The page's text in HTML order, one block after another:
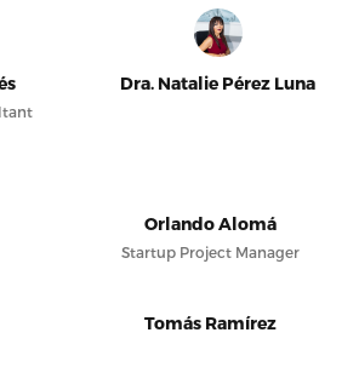
Dra. Natalie Pérez Luna
Orlando Alomá
Startup Project Manager
Tomás Ramírez